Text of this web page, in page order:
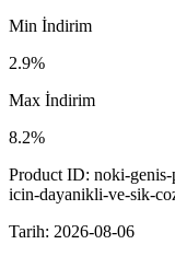
Min İndirim
2.9%
Max İndirim
8.2%
Product ID: noki-
icin-dayanikli-ve-sik-
Tarih: 2026-08-06